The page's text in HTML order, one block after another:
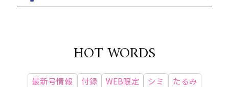
HOT WORDS
最新号情報 付録 WEB限定 シミ
たるみ